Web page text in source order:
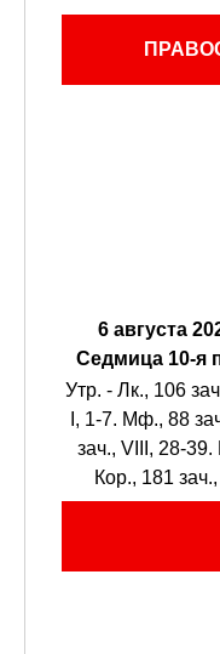
6 августа
Седмица 10-я
Утр. - Лк., 106
I, 1-7. Мф., 88
зач., VIII, 28-39.
Кор., 181